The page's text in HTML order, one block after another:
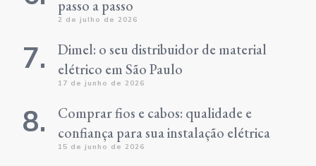
passo a passo
2 de julho de 2026
Dimel: o seu distribuidor de material
elétrico em São Paulo
17 de junho de 2026
Comprar fios e cabos: qualidade e
confiança para sua instalação elétrica
15 de junho de 2026